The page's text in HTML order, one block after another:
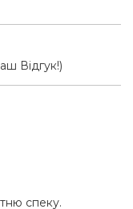
Відгук!)
спеку.